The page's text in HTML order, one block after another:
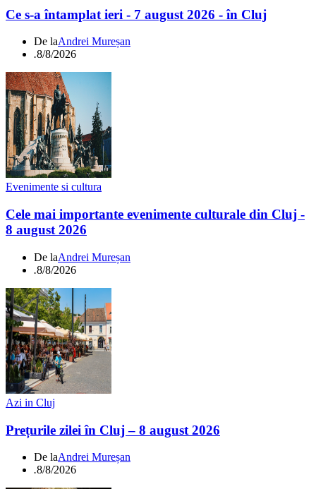
Ce s-a întamplat ieri - 7 august 2026 - în Cluj
De laAndrei Mureșan
.8/8/2026
Evenimente si cultura
Cele mai importante evenimente culturale din Cluj -
8 august 2026
De laAndrei Mureșan
.8/8/2026
Azi in Cluj
Prețurile zilei în Cluj – 8 august 2026
De laAndrei Mureșan
.8/8/2026